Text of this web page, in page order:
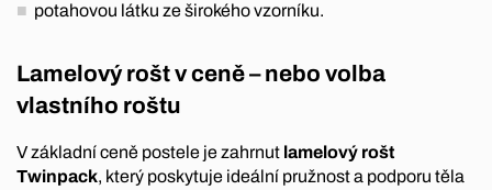
potahovou látku ze širokého vzorníku.
Lamelový rošt v ceně – nebo volba
vlastního roštu
V základní ceně postele je zahrnut lamelový rošt
Twinpack, který poskytuje ideální pružnost a podporu těla